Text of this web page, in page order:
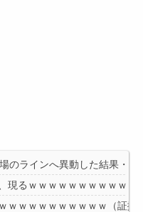
のラインへ異動した結果・・
現るｗｗｗｗｗｗｗｗｗｗｗ
ｗｗｗｗｗｗｗｗｗｗ（証拠